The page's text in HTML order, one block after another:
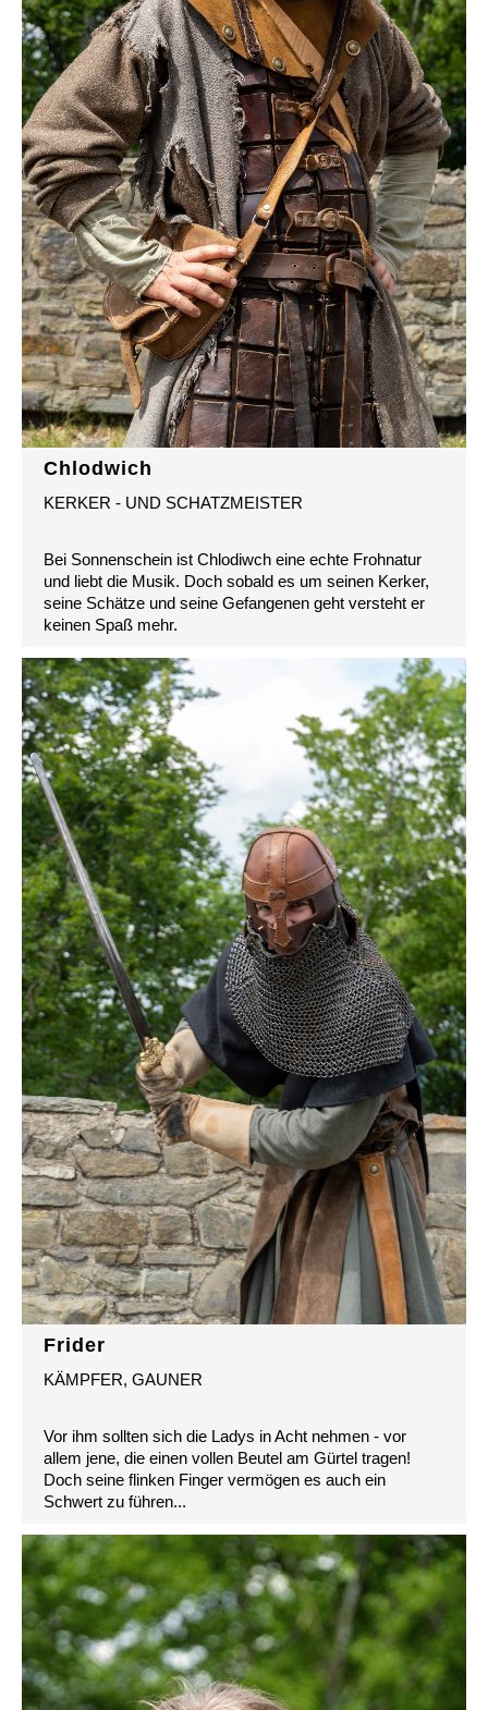
Chlodwich
KERKER - UND SCHATZMEISTER
Bei Sonnenschein ist Chlodiwch eine echte Frohnatur
und liebt die Musik. Doch sobald es um seinen Kerker,
seine Schätze und seine Gefangenen geht versteht er
keinen Spaß mehr.
Frider
KÄMPFER, GAUNER
Vor ihm sollten sich die Ladys in Acht nehmen - vor
allem jene, die einen vollen Beutel am Gürtel tragen!
Doch seine flinken Finger vermögen es auch ein
Schwert zu führen...